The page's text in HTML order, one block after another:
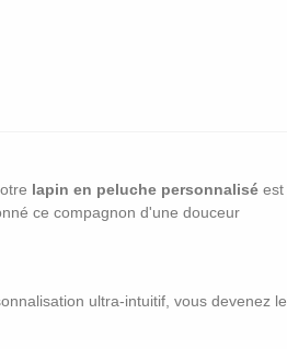
lapin en peluche personnalisé est
ce compagnon d'une douceur
ultra-intuitif, vous devenez le